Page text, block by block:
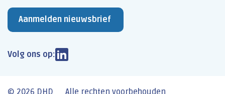
Aanmelden nieuwsbrief
Volg ons op: